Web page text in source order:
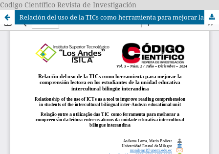
Codigo Científico Revista de Investigación
Relación del uso de la TICs como herramienta para mejorar la comprensión lectora en los estudiantes de la unidad educativa intercultural bilingüe interandina